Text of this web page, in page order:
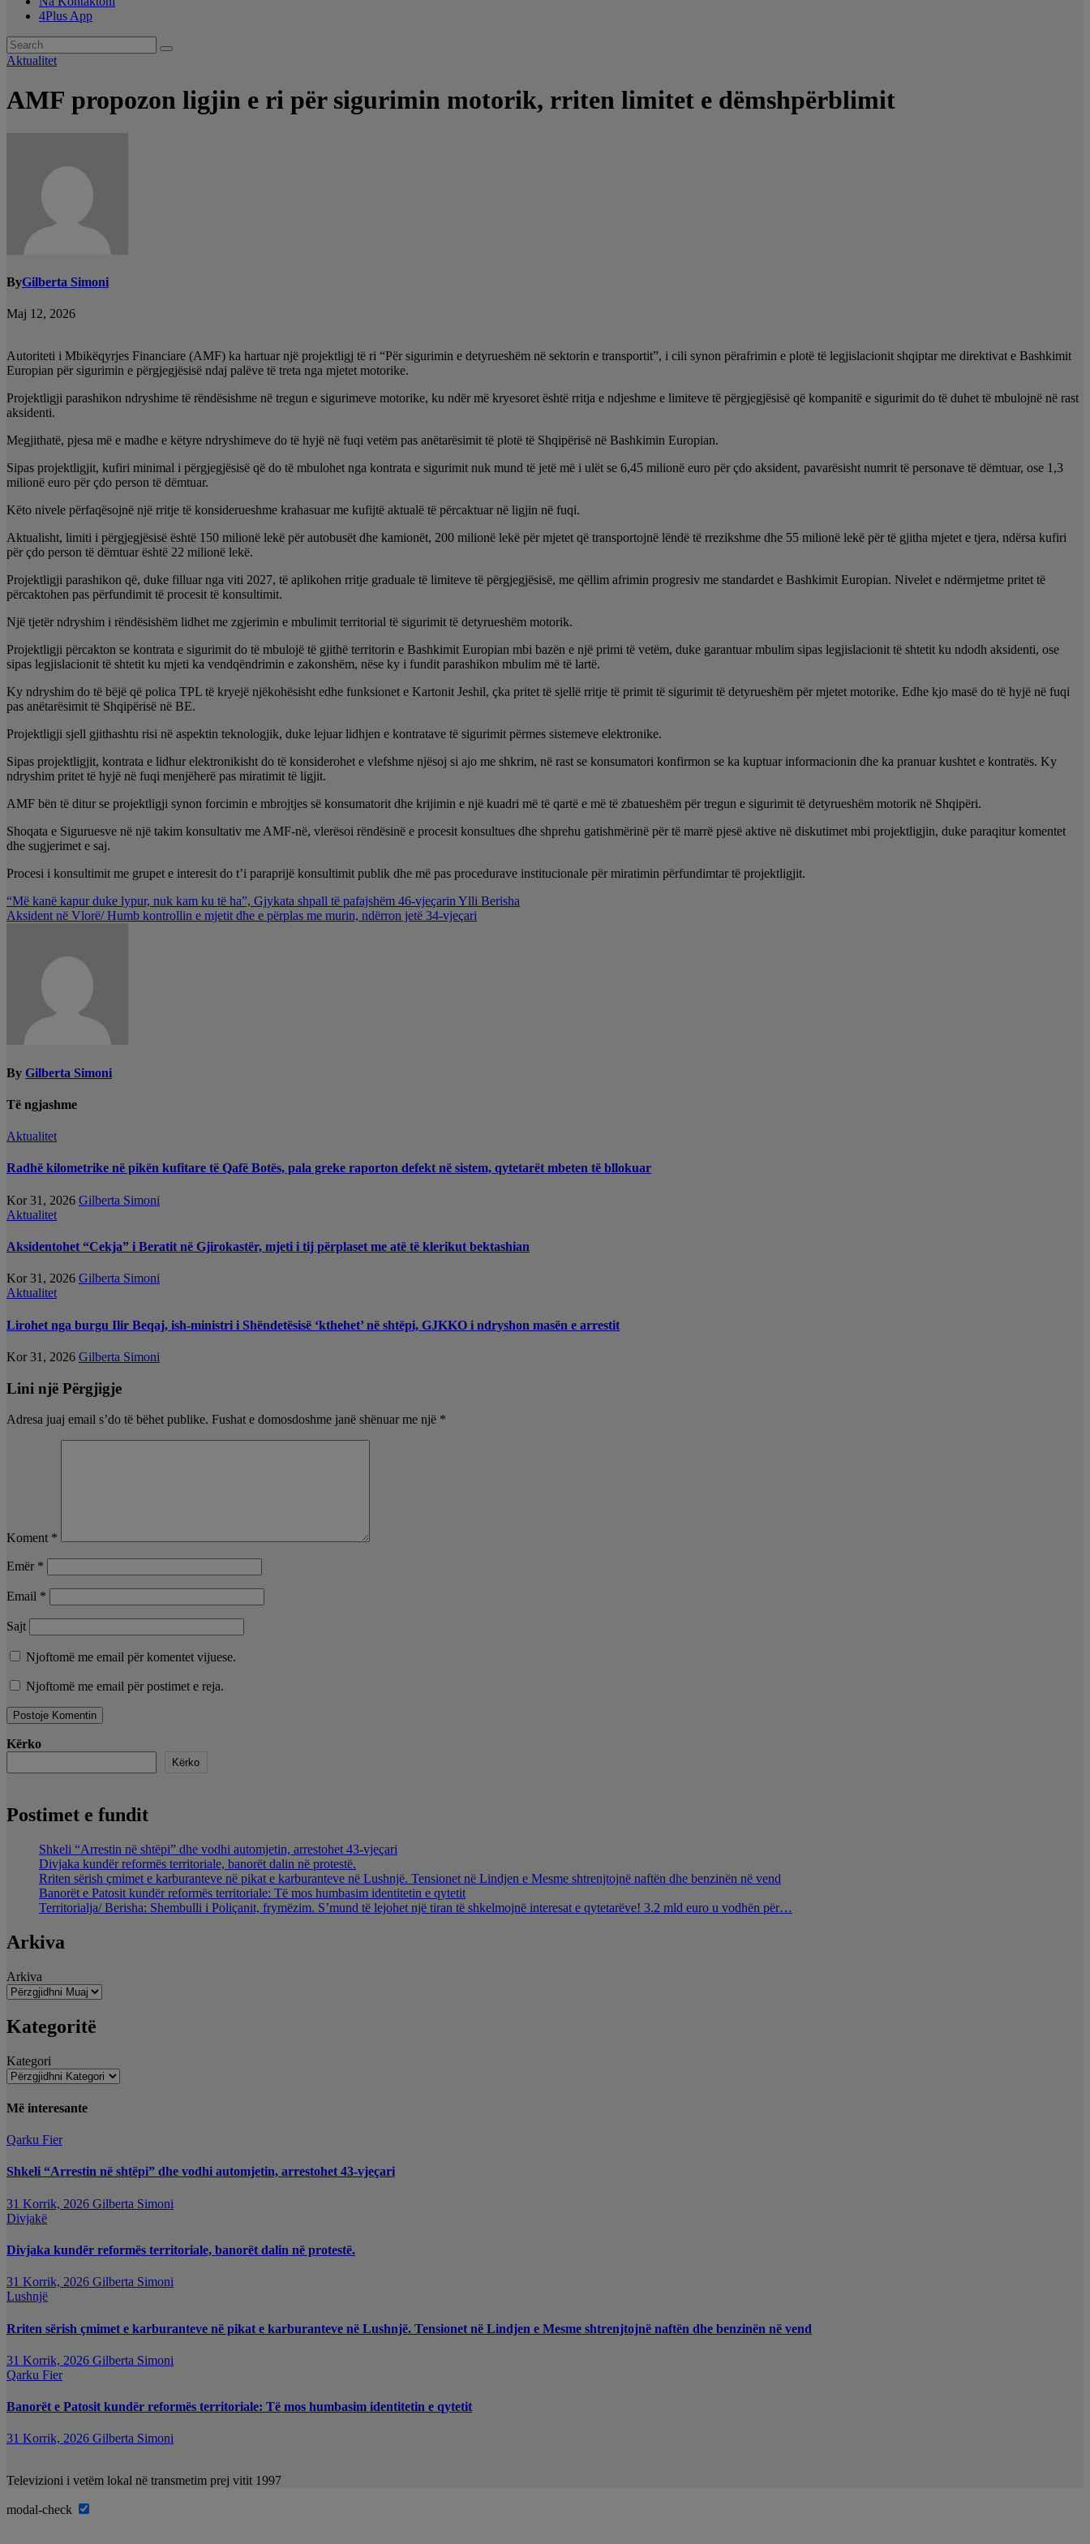
4Plus App
Aktualitet
AMF propozon ligjin e ri për sigurimin motorik, rriten limitet e dëmshpërblimit
ByGilberta Simoni
Maj 12, 2026
Autoriteti i Mbikëqyrjes Financiare (AMF) ka hartuar një projektligj të ri “Për sigurimin e detyrueshëm në sektorin e transportit”, i cili synon përafrimin e plotë të legjislacionit shqiptar me direktivat e Bashkimit
Europian për sigurimin e përgjegjësisë ndaj palëve të treta nga mjetet motorike.
Projektligji parashikon ndryshime të rëndësishme në tregun e sigurimeve motorike, ku ndër më kryesoret është rritja e ndjeshme e limiteve të përgjegjësisë që kompanitë e sigurimit do të duhet të mbulojnë në rast
aksidenti.
Megjithatë, pjesa më e madhe e këtyre ndryshimeve do të hyjë në fuqi vetëm pas anëtarësimit të plotë të Shqipërisë në Bashkimin Europian.
Sipas projektligjit, kufiri minimal i përgjegjësisë që do të mbulohet nga kontrata e sigurimit nuk mund të jetë më i ulët se 6,45 milionë euro për çdo aksident, pavarësisht numrit të personave të dëmtuar, ose 1,3
milionë euro për çdo person të dëmtuar.
Këto nivele përfaqësojnë një rritje të konsiderueshme krahasuar me kufijtë aktualë të përcaktuar në ligjin në fuqi.
Aktualisht, limiti i përgjegjësisë është 150 milionë lekë për autobusët dhe kamionët, 200 milionë lekë për mjetet që transportojnë lëndë të rrezikshme dhe 55 milionë lekë për të gjitha mjetet e tjera, ndërsa kufiri
për çdo person të dëmtuar është 22 milionë lekë.
Projektligji parashikon që, duke filluar nga viti 2027, të aplikohen rritje graduale të limiteve të përgjegjësisë, me qëllim afrimin progresiv me standardet e Bashkimit Europian. Nivelet e ndërmjetme pritet të
përcaktohen pas përfundimit të procesit të konsultimit.
Një tjetër ndryshim i rëndësishëm lidhet me zgjerimin e mbulimit territorial të sigurimit të detyrueshëm motorik.
Projektligji përcakton se kontrata e sigurimit do të mbulojë të gjithë territorin e Bashkimit Europian mbi bazën e një primi të vetëm, duke garantuar mbulim sipas legjislacionit të shtetit ku ndodh aksidenti, ose
sipas legjislacionit të shtetit ku mjeti ka vendqëndrimin e zakonshëm, nëse ky i fundit parashikon mbulim më të lartë.
Ky ndryshim do të bëjë që polica TPL të kryejë njëkohësisht edhe funksionet e Kartonit Jeshil, çka pritet të sjellë rritje të primit të sigurimit të detyrueshëm për mjetet motorike. Edhe kjo masë do të hyjë në fuqi
pas anëtarësimit të Shqipërisë në BE.
Projektligji sjell gjithashtu risi në aspektin teknologjik, duke lejuar lidhjen e kontratave të sigurimit përmes sistemeve elektronike.
Sipas projektligjit, kontrata e lidhur elektronikisht do të konsiderohet e vlefshme njësoj si ajo me shkrim, në rast se konsumatori konfirmon se ka kuptuar informacionin dhe ka pranuar kushtet e kontratës. Ky
ndryshim pritet të hyjë në fuqi menjëherë pas miratimit të ligjit.
AMF bën të ditur se projektligji synon forcimin e mbrojtjes së konsumatorit dhe krijimin e një kuadri më të qartë e më të zbatueshëm për tregun e sigurimit të detyrueshëm motorik në Shqipëri.
Shoqata e Siguruesve në një takim konsultativ me AMF-në, vlerësoi rëndësinë e procesit konsultues dhe shprehu gatishmërinë për të marrë pjesë aktive në diskutimet mbi projektligjin, duke paraqitur komentet
dhe sugjerimet e saj.
Procesi i konsultimit me grupet e interesit do t’i paraprijë konsultimit publik dhe më pas procedurave institucionale për miratimin përfundimtar të projektligjit.
Lëvizje
te
“Më kanë kapur duke lypur, nuk kam ku të ha”, Gjykata shpall të pafajshëm 46-vjeçarin Ylli Berisha
Aksident në Vlorë/ Humb kontrollin e mjetit dhe e përplas me murin, ndërron jetë 34-vjeçari
By Gilberta Simoni
Të ngjashme
Aktualitet
Radhë kilometrike në pikën kufitare të Qafë Botës, pala greke raporton defekt në sistem, qytetarët mbeten të bllokuar
Kor 31, 2026 Gilberta Simoni
Aktualitet
Aksidentohet “Cekja” i Beratit në Gjirokastër, mjeti i tij përplaset me atë të klerikut bektashian
Kor 31, 2026 Gilberta Simoni
Aktualitet
Lirohet nga burgu Ilir Beqaj, ish-ministri i Shëndetësisë ‘kthehet’ në shtëpi, GJKKO i ndryshon masën e arrestit
Kor 31, 2026 Gilberta Simoni
Lini një Përgjigje
Adresa juaj email s’do të bëhet publike. Fushat e domosdoshme janë shënuar me një *
Koment *
Emër *
Email *
Sajt
Njoftomë me email për komentet vijuese.
Njoftomë me email për postimet e reja.
Kërko
Kërko
Postimet e fundit
Shkeli “Arrestin në shtëpi” dhe vodhi automjetin, arrestohet 43-vjeçari
Divjaka kundër reformës territoriale, banorët dalin në protestë.
Rriten sërish çmimet e karburanteve në pikat e karburanteve në Lushnjë. Tensionet në Lindjen e Mesme shtrenjtojnë naftën dhe benzinën në vend
Banorët e Patosit kundër reformës territoriale: Të mos humbasim identitetin e qytetit
Territorialja/ Berisha: Shembulli i Poliçanit, frymëzim. S’mund të lejohet një tiran të shkelmojnë interesat e qytetarëve! 3.2 mld euro u vodhën për…
Arkiva
Arkiva
Kategoritë
Kategori
Më interesante
Qarku Fier
Shkeli “Arrestin në shtëpi” dhe vodhi automjetin, arrestohet 43-vjeçari
31 Korrik, 2026 Gilberta Simoni
Divjakë
Divjaka kundër reformës territoriale, banorët dalin në protestë.
31 Korrik, 2026 Gilberta Simoni
Lushnjë
Rriten sërish çmimet e karburanteve në pikat e karburanteve në Lushnjë. Tensionet në Lindjen e Mesme shtrenjtojnë naftën dhe benzinën në vend
31 Korrik, 2026 Gilberta Simoni
Qarku Fier
Banorët e Patosit kundër reformës territoriale: Të mos humbasim identitetin e qytetit
31 Korrik, 2026 Gilberta Simoni
Televizioni i vetëm lokal në transmetim prej vitit 1997
modal-check